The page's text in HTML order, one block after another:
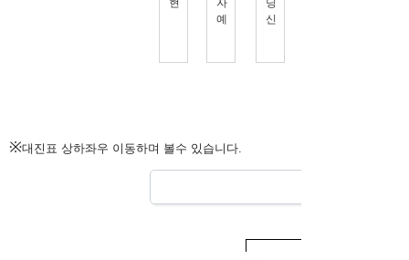
※대진표 상하좌우 이동하며 볼수 있습니다.